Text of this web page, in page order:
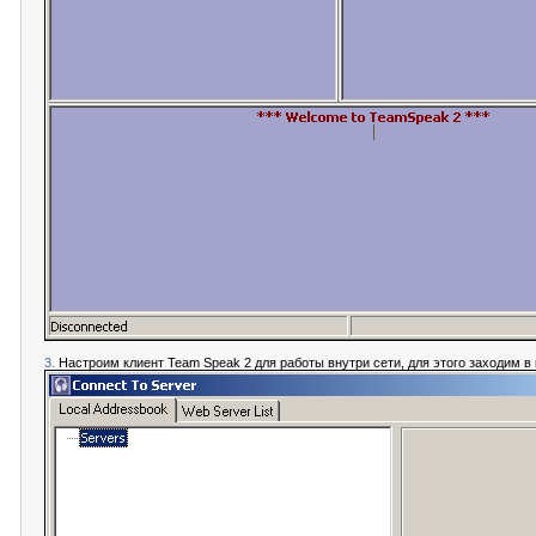
3. Настроим клиент Team Speak 2 для работы внутри сети, для этого заходим